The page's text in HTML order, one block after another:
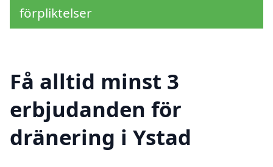
förpliktelser
Få alltid minst 3
erbjudanden för
dränering i Ystad